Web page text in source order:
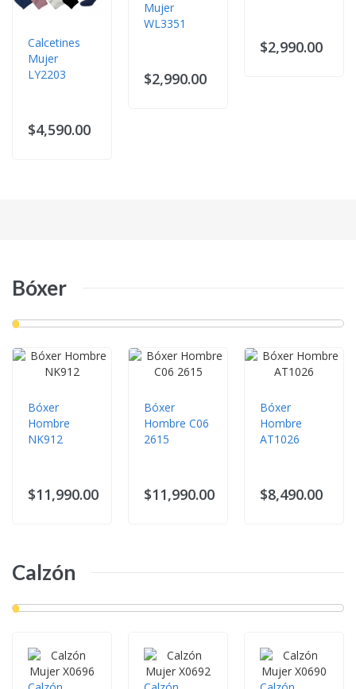
Calcetines
Mujer
LY2203
$4,590.00
Mujer
WL3351
$2,990.00
$2,990.00
Bóxer
Bóxer
Hombre
NK912
$11,990.00
Bóxer
Hombre C06
2615
$11,990.00
Bóxer
Hombre
AT1026
$8,490.00
Calzón